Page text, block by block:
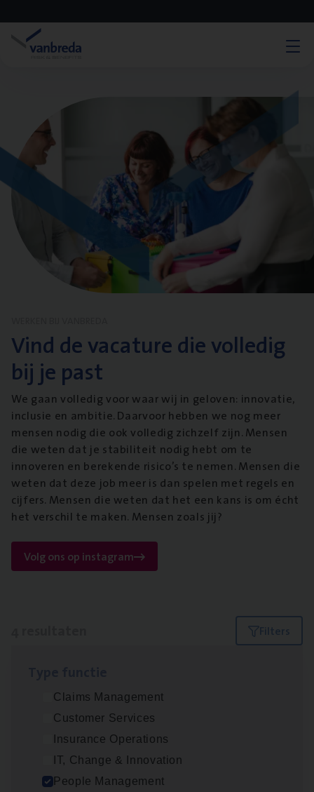
Vind de vacature die volledig
bij je past
We gaan volledig voor waar wij in geloven: innovatie,
inclusie en ambitie. Daarvoor hebben we nog meer
mensen nodig die ook volledig zichzelf zijn. Mensen
die weten dat je stabiliteit nodig hebt om te
innoveren en berekende risico’s te nemen. Mensen die
weten dat deze job meer is dan spelen met regels en
cijfers. Mensen die weten dat het een kans is om écht
het verschil te maken. Mensen zoals jij?
Volg ons op instagram
Filters
Claims Management
Customer Services
Insurance Operations
IT, Change & Innovation
People Management
Busi­ness Mana­ger Mari­ne Cargo
People Management, Sales Management
Antwerpen